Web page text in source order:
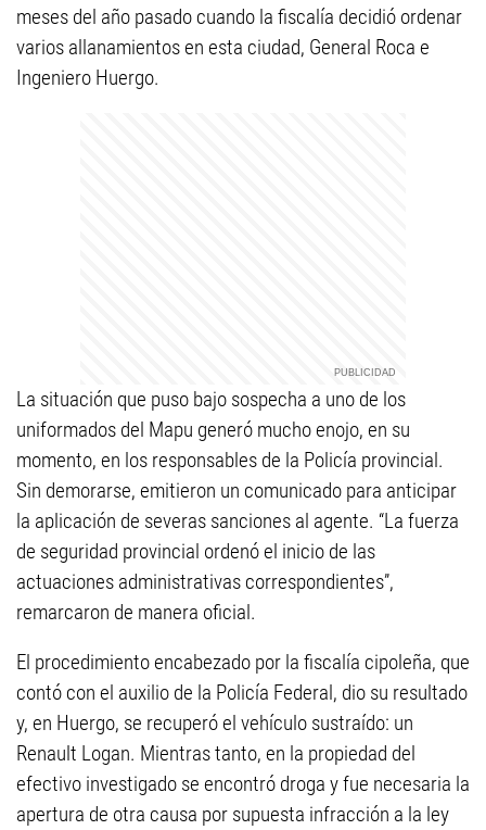
meses del año pasado cuando la fiscalía decidió ordenar
varios allanamientos en esta ciudad, General Roca e
Ingeniero Huergo.
La situación que puso bajo sospecha a uno de los
uniformados del Mapu generó mucho enojo, en su
momento, en los responsables de la Policía provincial.
Sin demorarse, emitieron un comunicado para anticipar
la aplicación de severas sanciones al agente. “La fuerza
de seguridad provincial ordenó el inicio de las
actuaciones administrativas correspondientes”,
remarcaron de manera oficial.
El procedimiento encabezado por la fiscalía cipoleña, que
contó con el auxilio de la Policía Federal, dio su resultado
y, en Huergo, se recuperó el vehículo sustraído: un
Renault Logan. Mientras tanto, en la propiedad del
efectivo investigado se encontró droga y fue necesaria la
apertura de otra causa por supuesta infracción a la ley